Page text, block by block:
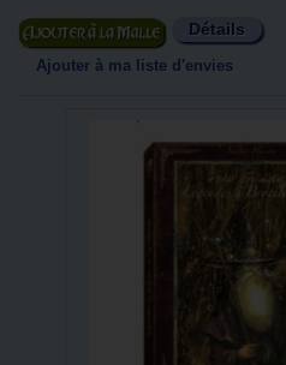
Ajouter au panier Détails
Ajouter à ma liste d'envies